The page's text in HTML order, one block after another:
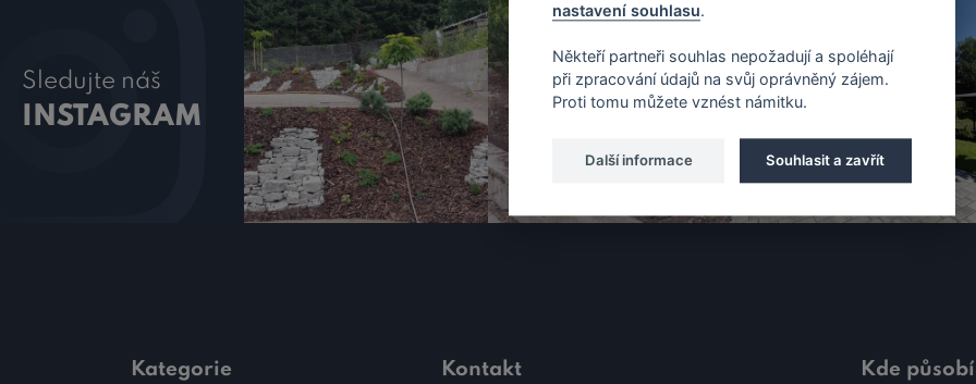
Sledujte náš
INSTAGRAM
Kategorie Kontakt Kde
nastavení souhlasu.
Někteří partneři souhlas nepožadují a spoléhají
při zpracování údajů na svůj oprávněný zájem.
Proti tomu můžete vznést námitku.
Další informace Souhlasit a zavřít